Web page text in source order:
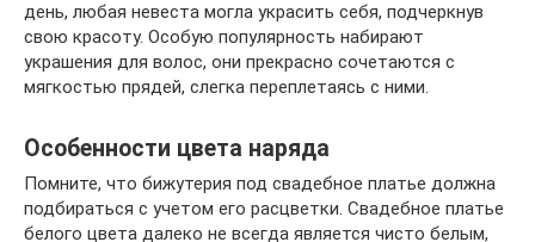
день, любая невеста могла украсить себя, подчеркнув
свою красоту. Особую популярность набирают
украшения для волос, они прекрасно сочетаются с
мягкостью прядей, слегка переплетаясь с ними.
Особенности цвета наряда
Помните, что бижутерия под свадебное платье должна
подбираться с учетом его расцветки. Свадебное платье
белого цвета далеко не всегда является чисто белым,